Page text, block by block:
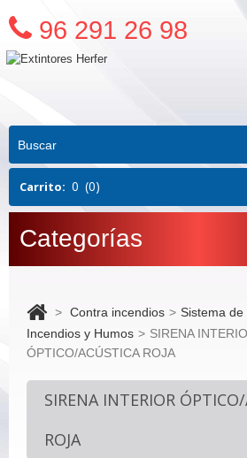
96 291 26 98
Categorías
Carrito: 0 (0)
> Contra incendios > Sistema de
Incendios y Humos > SIRENA
ÓPTICO/ACÚSTICA ROJA
SIRENA INTERIOR
ROJA